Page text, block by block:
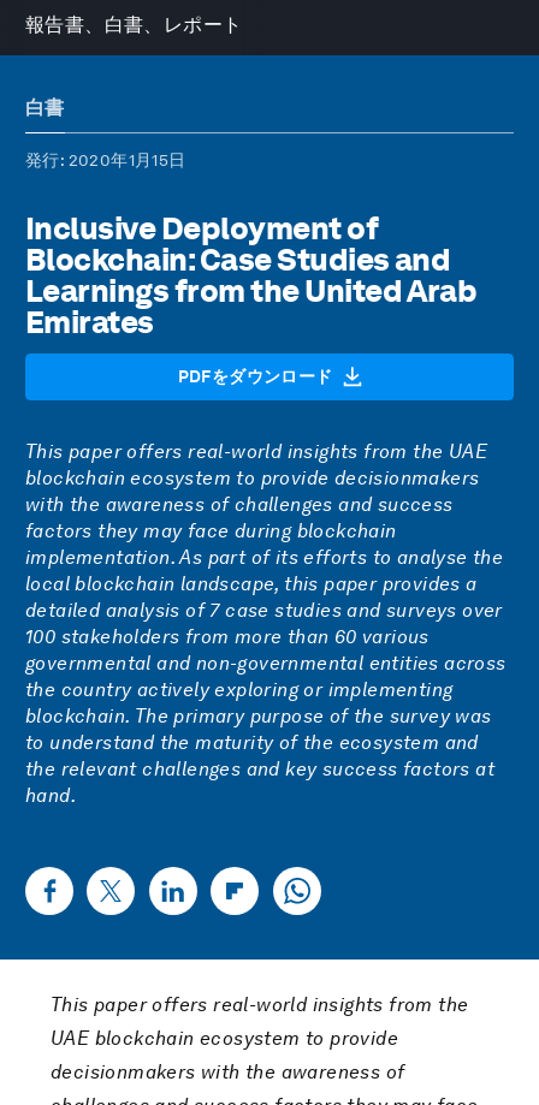
報告書、白書、レポート
白書
発行: 2020年1月15日
Inclusive Deployment of
Blockchain: Case Studies and
Learnings from the United Arab
Emirates
PDFをダウンロード
This paper offers real-world insights from the UAE
blockchain ecosystem to provide decisionmakers
with the awareness of challenges and success
factors they may face during blockchain
implementation. As part of its efforts to analyse the
local blockchain landscape, this paper provides a
detailed analysis of 7 case studies and surveys over
100 stakeholders from more than 60 various
governmental and non-governmental entities across
the country actively exploring or implementing
blockchain. The primary purpose of the survey was
to understand the maturity of the ecosystem and
the relevant challenges and key success factors at
hand.
This paper offers real-world insights from the
UAE blockchain ecosystem to provide
decisionmakers with the awareness of